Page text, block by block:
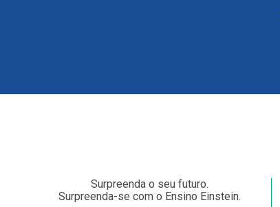
Surpreenda o seu futuro.
Surpreenda-se com o Ensino Einstein.